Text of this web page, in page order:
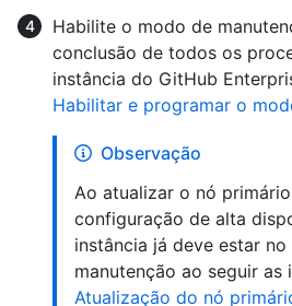
Habilite o modo de
conclusão de todos os
instância do GitHub
Habilitar e programar o
Observação
Ao atualizar o nó
configuração de alta
instância já deve estar
manutenção ao seguir as
Atualização do nó